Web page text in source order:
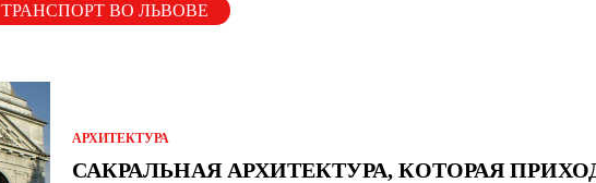
ТРАНСПОРТ ВО ЛЬВОВЕ
АРХИТЕКТУРА
САКРАЛЬНАЯ АРХИТЕКТУРА, КОТОРАЯ